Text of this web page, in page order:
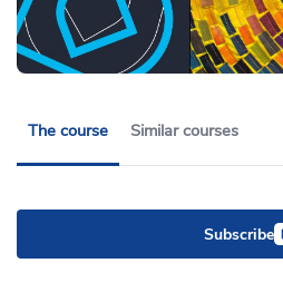
The course Similar courses
Subscribe